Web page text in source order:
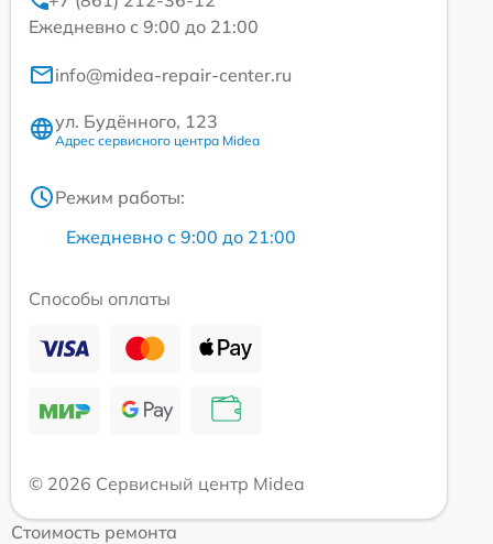
Ежедневно с 9:00 до 21:00
info@midea-repair-center.ru
ул. Будённого, 123
Адрес сервисного центра Midea
Режим работы:
Ежедневно с 9:00 до 21:00
Способы оплаты
© 2026 Сервисный центр Midea
Стоимость ремонта